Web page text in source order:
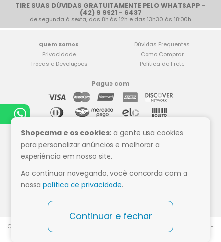
TIRE SUAS DÚVIDAS GRATUITAMENTE PELO WHATSAPP -
(42) 9 9921 - 6437
de segunda à sexta, das 8h às 12h e das 13h30 às 18:00h
Quem Somos
Privacidade
Trocas e Devoluções
Dúvidas Frequentes
Como Comprar
Política de Frete
Pague com
Compre tranquilo
Siga a Shop Cama
CNPJ:07.532.684.0002-00 - Razão Social: ShopCama - Rod Br 153, Km 75 -
Paulo Frontin - PR CEP 84635-000 Whats - (42) 9 9921-6437 - Todos os
Shopcama e os cookies: a gente usa cookies
para personalizar anúncios e melhorar a
experiência em nosso site.
Ao continuar navegando, você concorda com a
nossapolítica de privacidade.
Continuar e fechar